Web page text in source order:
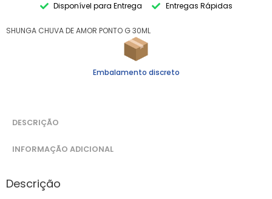
Disponível para Entrega Entregas Rápidas
SHUNGA CHUVA DE AMOR PONTO G 30ML
Embalamento discreto
DESCRIÇÃO
INFORMAÇÃO ADICIONAL
Descrição